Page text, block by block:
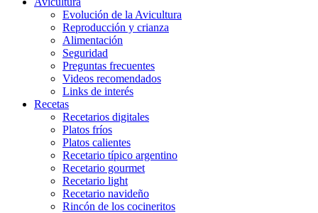
Evolución de la Avicultura
Reproducción y crianza
Alimentación
Seguridad
Preguntas frecuentes
Videos recomendados
Links de interés
Recetas
Recetarios digitales
Platos fríos
Platos calientes
Recetario típico argentino
Recetario gourmet
Recetario light
Recetario navideño
Rincón de los cocineritos